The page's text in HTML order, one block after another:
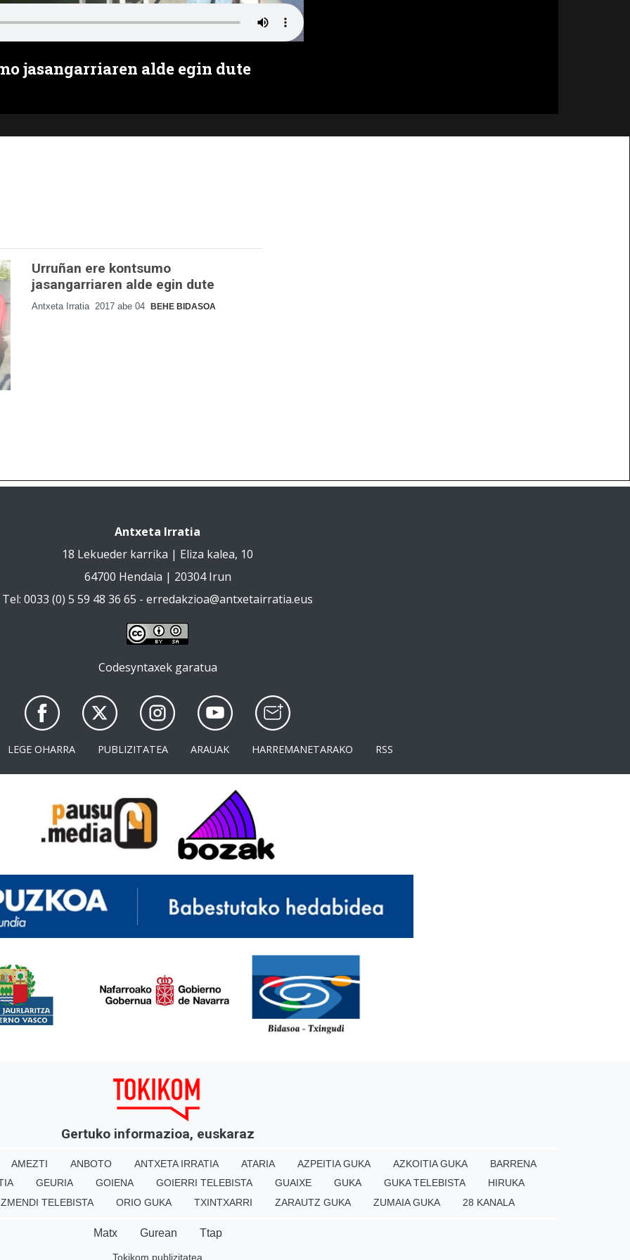
jasangarriaren alde egin dute
Urruñan ere kontsumo
jasangarriaren alde egin dute
Antxeta Irratia 2017 abe 04 BEHE BIDASOA
Antxeta Irratia
18 Lekueder karrika | Eliza kalea, 10
64700 Hendaia | 20304 Irun
Tel: 0033 (0) 5 59 48 36 65 - erredakzioa@antxetairratia.eus
Codesyntaxek garatua
LEGE OHARRA PUBLIZITATEA ARAUAK HARREMANETARAKO RSS
Gertuko informazioa, euskaraz
AMEZTI ANBOTO ANTXETA IRRATIA ATARIA AZPEITIA GUKA AZKOITIA GUKA
BARRENA
GEURIA GOIENA GOIERRI TELEBISTA GUAIXE GUKA GUKA TELEBISTA
HIRUKA
TELEBISTA
ORIO GUKA TXINTXARRI ZARAUTZ GUKA ZUMAIA GUKA 28 KANALA
Matx Gurean Ttap
Tokikom publizitatea